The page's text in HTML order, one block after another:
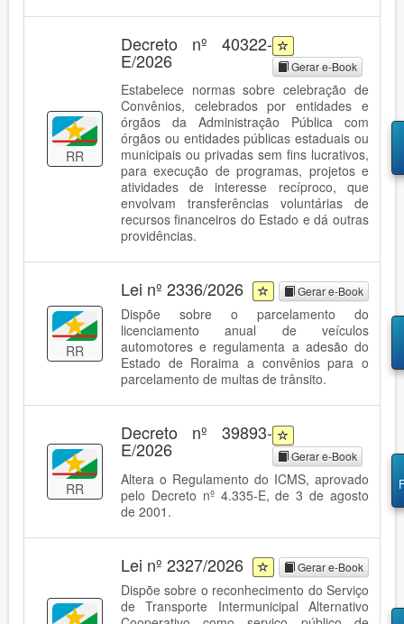
RR
Decreto nº 40322-
E/2026 Gerar e-Book
Estabelece normas sobre celebração de
Convênios, celebrados por entidades e
órgãos da Administração Pública com
órgãos ou entidades públicas estaduais ou
municipais ou privadas sem fins lucrativos,
para execução de programas, projetos e
atividades de interesse recíproco, que
envolvam transferências voluntárias de
recursos financeiros do Estado e dá outras
providências.
RR
Lei nº 2336/2026 Gerar e-Book
Dispõe sobre o parcelamento do
licenciamento anual de veículos
automotores e regulamenta a adesão do
Estado de Roraima a convênios para o
parcelamento de multas de trânsito.
RR
Decreto nº 39893-
E/2026 Gerar e-Book
Altera o Regulamento do ICMS, aprovado
pelo Decreto nº 4.335-E, de 3 de agosto
de 2001.
Lei nº 2327/2026 Gerar e-Book
Dispõe sobre o reconhecimento do Serviço
de Transporte Intermunicipal Alternativo